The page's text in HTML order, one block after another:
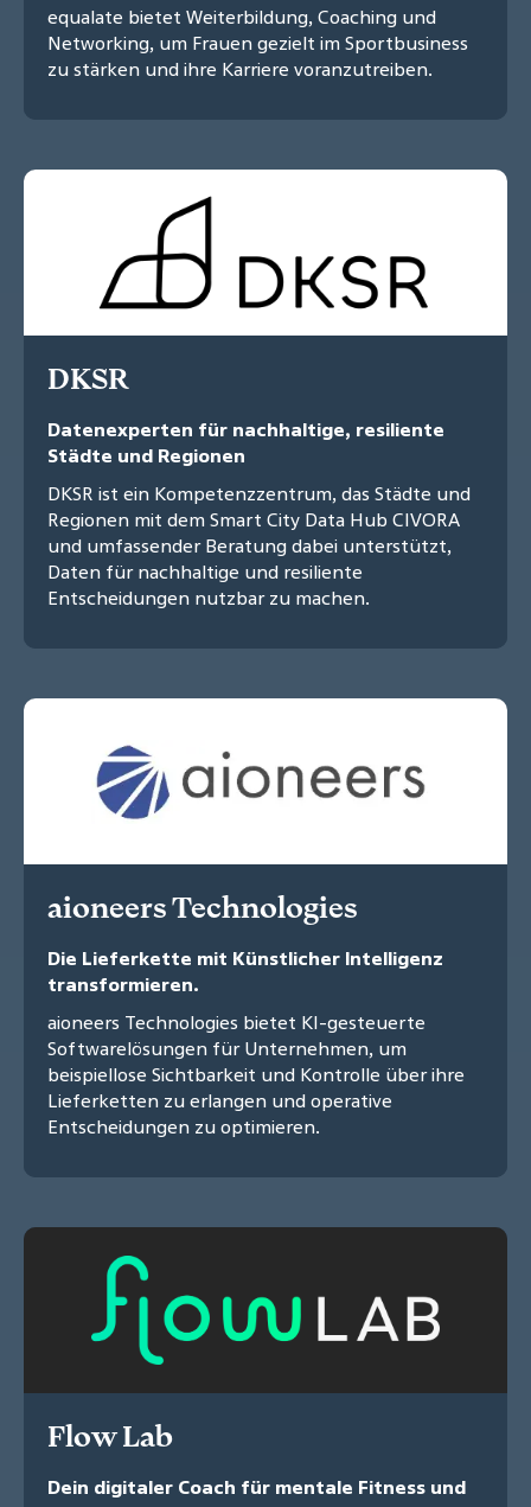
equalate bietet Weiterbildung, Coaching und
Networking, um Frauen gezielt im Sportbusiness
zu stärken und ihre Karriere voranzutreiben.
DKSR
Datenexperten für nachhaltige, resiliente
Städte und Regionen
DKSR ist ein Kompetenzzentrum, das Städte und
Regionen mit dem Smart City Data Hub CIVORA
und umfassender Beratung dabei unterstützt,
Daten für nachhaltige und resiliente
Entscheidungen nutzbar zu machen.
aioneers Technologies
Die Lieferkette mit Künstlicher Intelligenz
transformieren.
aioneers Technologies bietet KI-gesteuerte
Softwarelösungen für Unternehmen, um
beispiellose Sichtbarkeit und Kontrolle über ihre
Lieferketten zu erlangen und operative
Entscheidungen zu optimieren.
Flow Lab
Dein digitaler Coach für mentale Fitness und